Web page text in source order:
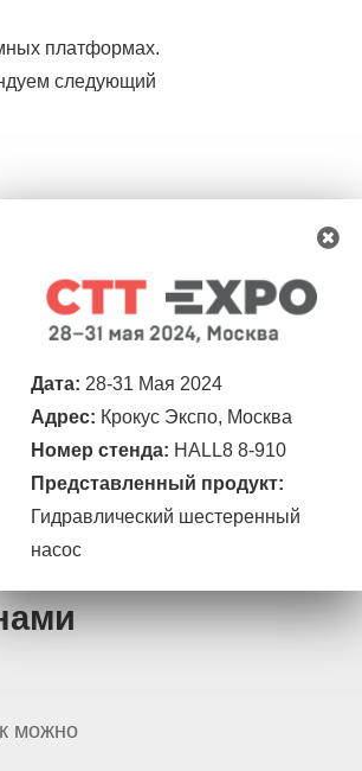
платформах.
следующий
можно
Дата: 28-31 Мая 2024
Адрес: Крокус Экспо, Москва
Номер стенда: HALL8 8-910
Представленный продукт:
Гидравлический шестеренный
насос